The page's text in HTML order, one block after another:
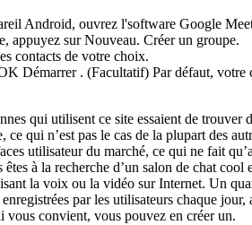
Android, ouvrez l'software Google
appuyez sur Nouveau. Créer un groupe.
contacts de votre choix.
Démarrer . (Facultatif) Par défaut, votre
qui utilisent ce site essaient de
ce qui n’est pas le cas de la plupart des
utilisateur du marché, ce qui ne fait
à la recherche d’un salon de chat
la voix ou la vidéo sur Internet. Un
par les utilisateurs chaque
vous convient, vous pouvez en créer un.